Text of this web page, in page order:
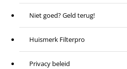
Niet goed? Geld terug!
Huismerk Filterpro
Privacy beleid